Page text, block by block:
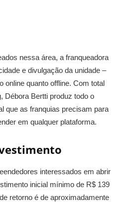
nessa área, a franqueadora
e divulgação da unidade –
online quanto offline. Com total
Débora Bertti produz todo o
que as franquias precisam para
em qualquer plataforma.
interessados em abrir
inicial mínimo de R$ 139
retorno é de aproximadamente